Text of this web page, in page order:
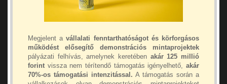
Megjelent avállalati fenntarthatóságot és körforgásos
működést elősegítő demonstrációs mintaprojektek
pályázati felhívás, amelynek keretében akár 125 millió
forint vissza nem térítendő támogatás igényelhető, akár
70%-os támogatási intenzitással. A támogatás során a